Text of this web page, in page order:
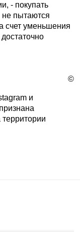
- покупать
не пытаются
счет уменьшения
©
и